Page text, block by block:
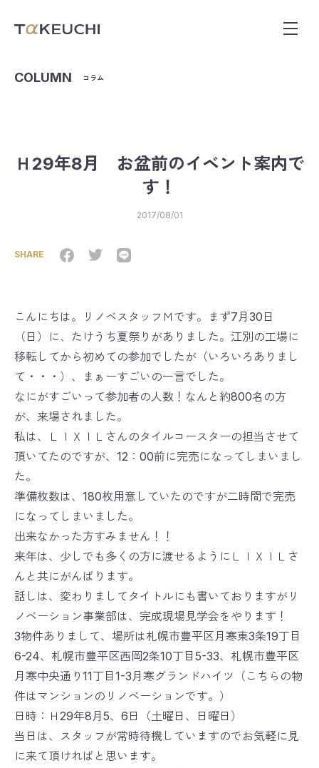
COLUMN コラム
Ｈ29年8月 お盆前のイベント案内で
す！
2017/08/01
SHARE
こんにちは。リノベスタッフＭです。まず7月30日
（日）に、たけうち夏祭りがありました。江別の工場に
移転してから初めての参加でしたが（いろいろありまし
て・・・）、まぁーすごいの一言でした。
なにがすごいって参加者の人数！なんと約800名の方
が、来場されました。
私は、ＬＩＸＩＬさんのタイルコースターの担当させて
頂いてたのですが、12：00前に完売になってしまいまし
た。
準備枚数は、180枚用意していたのですが二時間で完売
になってしまいました。
出来なかった方すみません！！
来年は、少しでも多くの方に渡せるようにＬＩＸＩＬさ
んと共にがんばります。
話しは、変わりましてタイトルにも書いておりますがリ
ノベーション事業部は、完成現場見学会をやります！
3物件ありまして、場所は札幌市豊平区月寒東3条19丁目
6-24、札幌市豊平区西岡2条10丁目5-33、札幌市豊平区
月寒中央通り11丁目1-3月寒グランドハイツ（こちらの物
件はマンションのリノベーションです。）
日時：Ｈ29年8月5、6日（土曜日、日曜日）
当日は、スタッフが常時待機していますのでお気軽に見
に来て頂ければと思います。